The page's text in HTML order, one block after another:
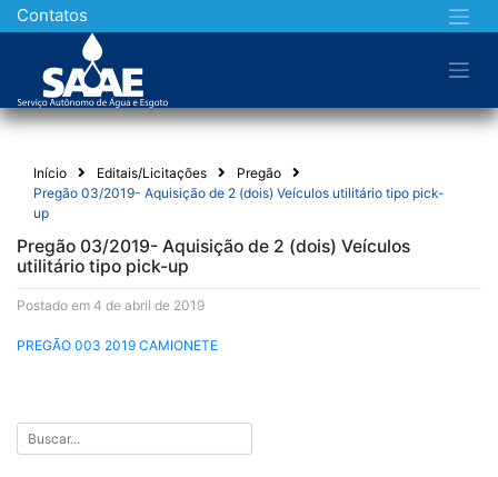
Skip
to
Contatos
Início Editais/Licitações
Pregão
Pregão 03/2019- Aquisição de 2 (dois) Veículos utilitário tipo pick-
up
Pregão 03/2019- Aquisição de 2 (dois) Veículos
utilitário tipo pick-up
Postado em 4 de abril de 2019
PREGÃO 003 2019 CAMIONETE